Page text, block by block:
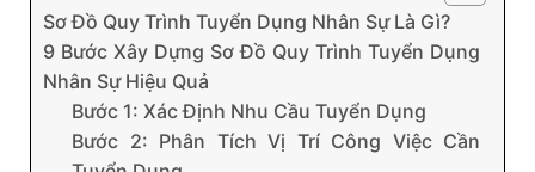
Sơ Đồ Quy Trình Tuyển Dụng Nhân Sự Là Gì?
9 Bước Xây Dựng Sơ Đồ Quy Trình Tuyển Dụng
Nhân Sự Hiệu Quả
Bước 1: Xác Định Nhu Cầu Tuyển Dụng
Bước 2: Phân Tích Vị Trí Công Việc Cần